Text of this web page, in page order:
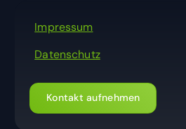
Impressum
Datenschutz
Kontakt aufnehmen